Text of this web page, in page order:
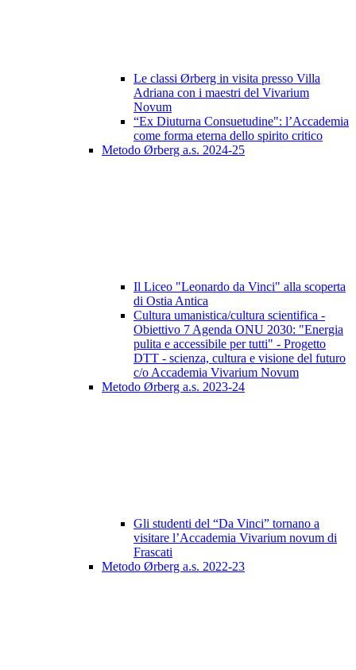
Le classi Ørberg in visita presso Villa
Adriana con i maestri del Vivarium
Novum
“Ex Diuturna Consuetudine": l’Accademia
come forma eterna dello spirito critico
Metodo Ørberg a.s. 2024-25
Il Liceo "Leonardo da Vinci" alla scoperta
di Ostia Antica
Cultura umanistica/cultura scientifica -
Obiettivo 7 Agenda ONU 2030: "Energia
pulita e accessibile per tutti" - Progetto
DTT - scienza, cultura e visione del futuro
c/o Accademia Vivarium Novum
Metodo Ørberg a.s. 2023-24
Gli studenti del “Da Vinci” tornano a
visitare l’Accademia Vivarium novum di
Frascati
Metodo Ørberg a.s. 2022-23